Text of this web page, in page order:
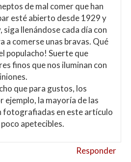
de mal comer que han
esté abierto desde 1929 y
siga llenándose cada día con
a comerse unas bravas. Qué
populacho! Suerte que
finos que nos iluminan con
que para gustos, los
ejemplo, la mayoría de las
fotografiadas en este artículo
apetecibles.
Responder